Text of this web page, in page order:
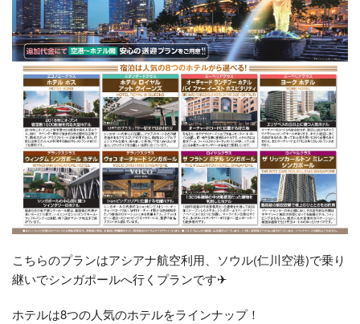
こちらのプランはアシアナ航空利用、ソウル(仁川空港)で乗り
継いでシンガポールへ行くプランです✈
ホテルは8つの人気のホテルをラインナップ！